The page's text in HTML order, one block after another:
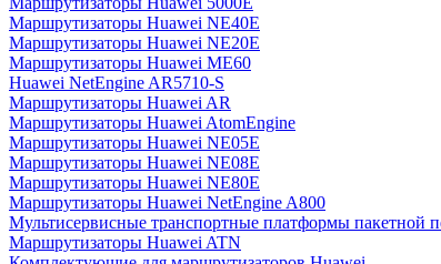
Маршрутизаторы Huawei NE40E
Маршрутизаторы Huawei NE20E
Маршрутизаторы Huawei ME60
Huawei NetEngine AR5710-S
Маршрутизаторы Huawei AR
Маршрутизаторы Huawei AtomEngine
Маршрутизаторы Huawei NE05E
Маршрутизаторы Huawei NE08E
Маршрутизаторы Huawei NE80E
Маршрутизаторы Huawei NetEngine A800
Мультисервисные транспортные платформы пакетной
Маршрутизаторы Huawei ATN